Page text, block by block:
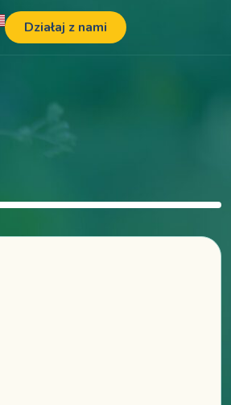
Działaj z nami